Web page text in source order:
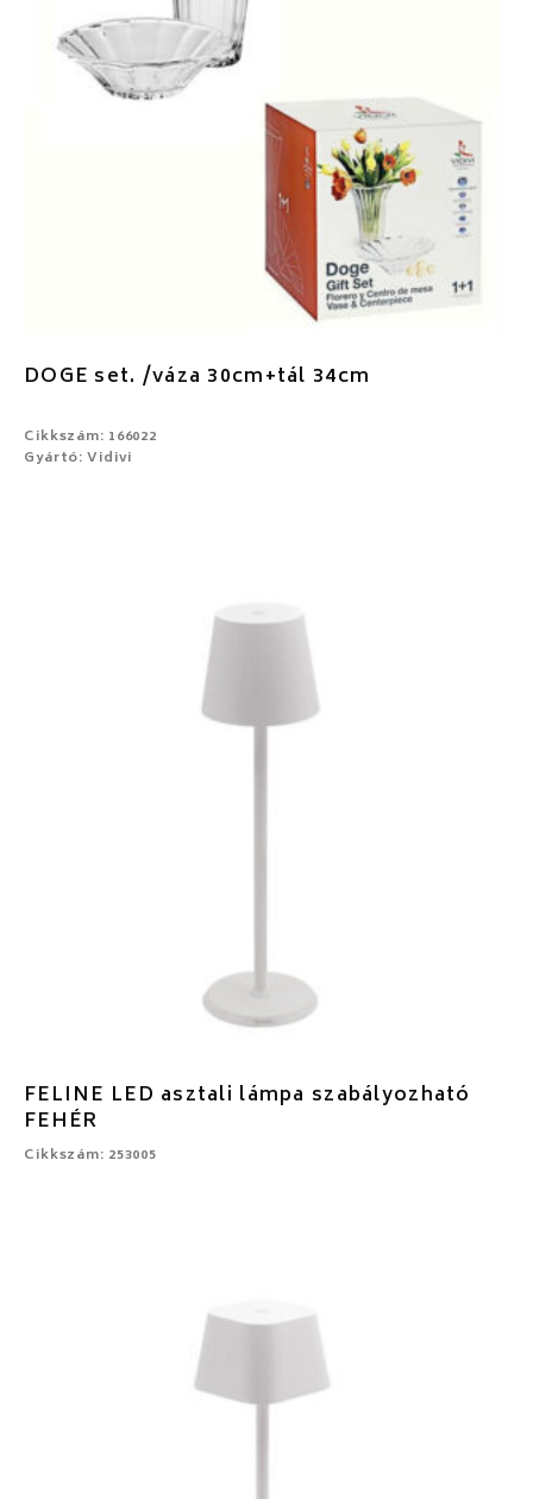
DOGE set. /váza 30cm+tál 34cm
Cikkszám: 166022
Gyártó: Vidivi
FELINE LED asztali lámpa szabályozható
FEHÉR
Cikkszám: 253005